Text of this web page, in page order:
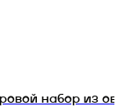
набор из